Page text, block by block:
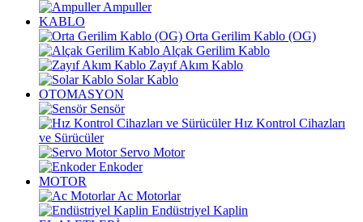
Ampuller
KABLO
Orta Gerilim Kablo (OG)
Alçak Gerilim Kablo
Zayıf Akım Kablo
Solar Kablo
OTOMASYON
Sensör
Hız Kontrol Cihazları
ve Sürücüler
Servo Motor
Enkoder
MOTOR
Ac Motorlar
Endüstriyel Kaplin